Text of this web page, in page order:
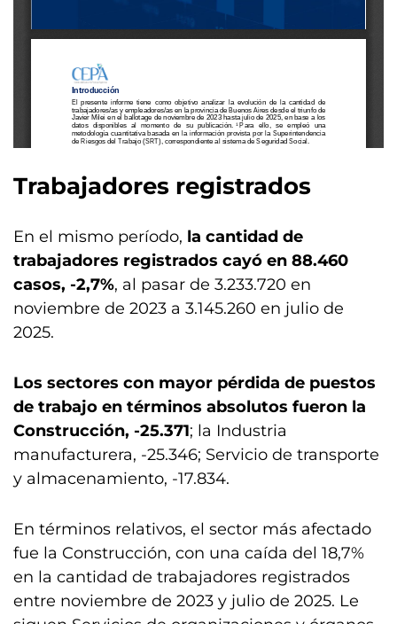
Trabajadores registrados
En el mismo período, la cantidad de
trabajadores registrados cayó en 88.460
casos, -2,7%, al pasar de 3.233.720 en
noviembre de 2023 a 3.145.260 en julio de
2025.
Los sectores con mayor pérdida de puestos
de trabajo en términos absolutos fueron la
Construcción, -25.371; la Industria
manufacturera, -25.346; Servicio de transporte
y almacenamiento, -17.834.
En términos relativos, el sector más afectado
fue la Construcción, con una caída del 18,7%
en la cantidad de trabajadores registrados
entre noviembre de 2023 y julio de 2025. Le